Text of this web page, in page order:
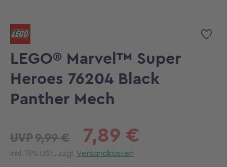
Zur
LEGO® Marvel™ Super
Heroes 76204 Black
Panther Mech
7,89 €
UVP9,99 €
Inkl. 19% USt., zzgl. Versandkosten